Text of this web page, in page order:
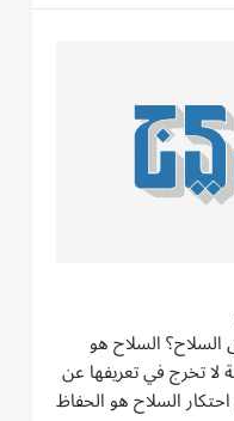
السلاح هو
لا تخرج في تعريفها عن
السلاح هو الحفاظ